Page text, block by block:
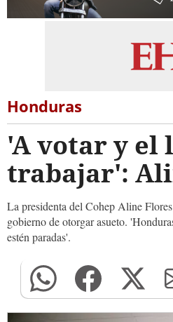
Honduras
'A votar y el
trabajar':
La presidenta del Cohep Aline
gobierno de otorgar asueto.
estén paradas'.